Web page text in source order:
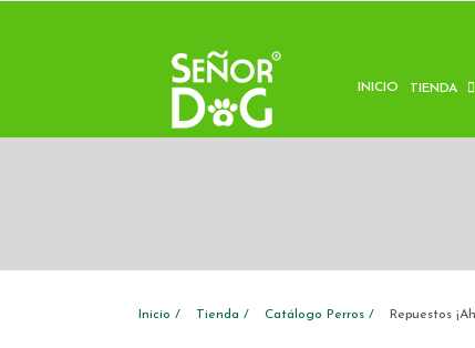
INICIO TIENDA
Inicio Tienda Catálogo Perros Repuestos